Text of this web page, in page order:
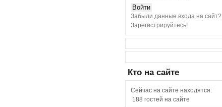
Забыли данные входа на сайт?
Зарегистрируйтесь!
Кто на сайте
Сейчас на сайте находятся:
188 гостей на сайте